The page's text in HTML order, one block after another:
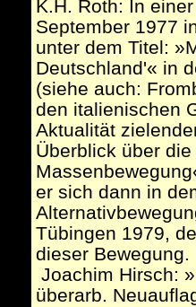
K.H. Roth: In
September 1977
unter dem Titel:
Deutschland'« in
(siehe auch:
den italienischen
Aktualität
Überblick über
er sich dann in
Tübingen 1979,
dieser Bewegung.
Joachim Hirsch:
überarb.